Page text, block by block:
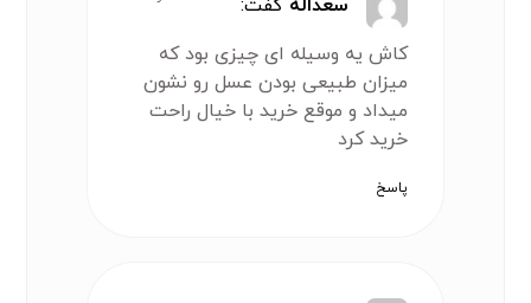
سعداله گفت:
کاش یه وسیله ای چیزی بود که
میزان طبیعی بودن عسل رو نشون
میداد و موقع خرید با خیال راحت
خرید کرد
پاسخ